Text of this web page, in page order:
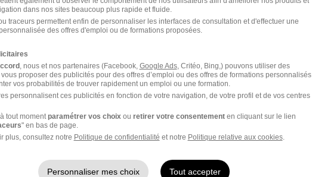
jours
- Danseurs - Musiciens H/F
sur-Seine - 92
dans nos sites beaucoup plus rapide et fluide.
traceurs permettent enfin de personnaliser les interfaces de consultation et d'effectuer une
des offres d'emploi ou de formations proposées.
, nous et nos partenaires (Facebook, Google Ads, Critéo, Bing,) pouvons utiliser des
proposer des publicités pour des offres d’emploi ou des offres de formations personnalisés
vos probabilités de trouver rapidement un emploi ou une formation.
personnalisent ces publicités en fonction de votre navigation, de votre profil et de vos centres
tout moment paramétrer vos choix ou retirer votre consentementen cliquant sur le lien
" en bas de page.
plus, consultez notre Politique de confidentialité et notre Politique relative aux cookies.
Personnaliser mes choix Tout accepter